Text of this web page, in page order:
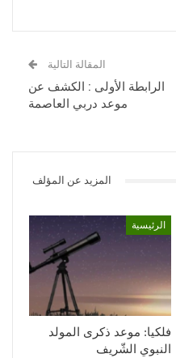
المقالة التالية
الرابطة الأولى : الكشف عن
موعد دربي العاصمة
المزيد عن المؤلف
الرئيسية
فلكيا: موعد ذكرى المولد
النبوي الشّريف